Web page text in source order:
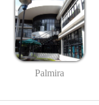
Palmira